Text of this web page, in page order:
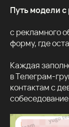
Путь модели с
с рекламного
форму, где
Каждая
в Телеграм-
контактам с